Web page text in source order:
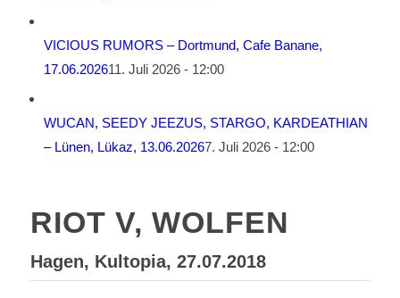
VICIOUS RUMORS – Dortmund, Cafe Banane,
17.06.202611. Juli 2026 - 12:00
WUCAN, SEEDY JEEZUS, STARGO, KARDEATHIAN
– Lünen, Lükaz, 13.06.20267. Juli 2026 - 12:00
RIOT V, WOLFEN
Hagen, Kultopia, 27.07.2018